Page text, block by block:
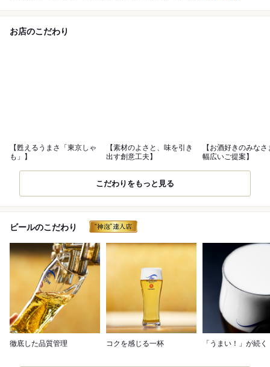
お店のこだわり
【甦えるうまさ「東京しゃ
も」】
【素材のよさと、味を引き
出す創意工夫】
【お酒好きのみな
幅広いご提案】
こだわりをもっと見る
ビールのこだわり
徹底した品質管理 コクを感じる一杯 「うまい！」が続く